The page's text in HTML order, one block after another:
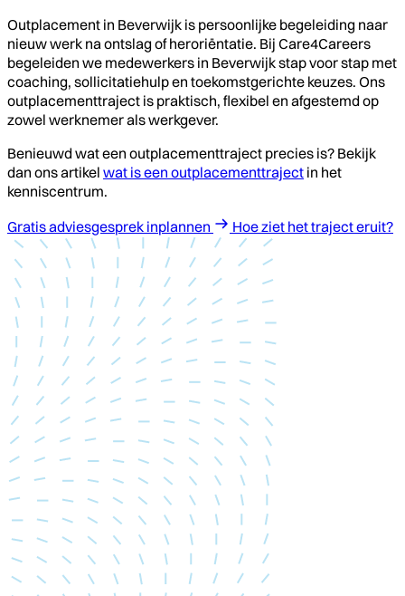
Outplacement in Beverwijk is persoonlijke begeleiding naar
nieuw werk na ontslag of heroriëntatie. Bij Care4Careers
begeleiden we medewerkers in Beverwijk stap voor stap met
coaching, sollicitatiehulp en toekomstgerichte keuzes. Ons
outplacementtraject is praktisch, flexibel en afgestemd op
zowel werknemer als werkgever.
Benieuwd wat een outplacementtraject precies is? Bekijk
dan ons artikel wat is een outplacementtraject in het
kenniscentrum.
Gratis adviesgesprek inplannen
Hoe ziet het traject eruit?